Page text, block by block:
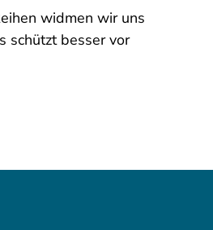
widmen wir uns
schützt besser vor